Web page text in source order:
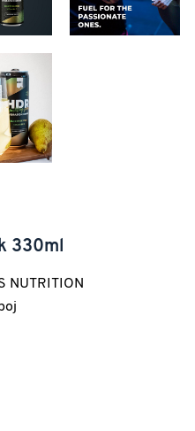
330ml
NUTRITION